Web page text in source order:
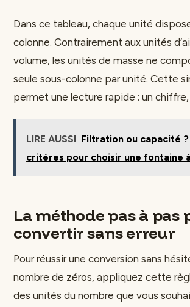
Dans ce tableau, chaque unité
colonne. Contrairement aux unités
volume, les unités de masse ne
seule sous-colonne par unité. Cette
permet une lecture rapide : un chiffre,
LIRE AUSSI Filtration ou capacité ?
critères pour choisir une fontaine
La méthode pas à pas
convertir sans erreur
Pour réussir une conversion sans
nombre de zéros, appliquez cette
des unités du nombre que vous